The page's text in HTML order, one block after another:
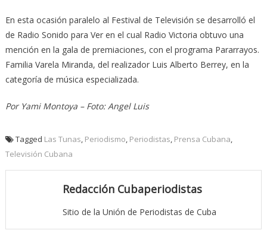
En esta ocasión paralelo al Festival de Televisión se desarrolló el
de Radio Sonido para Ver en el cual Radio Victoria obtuvo una
mención en la gala de premiaciones, con el programa Pararrayos.
Familia Varela Miranda, del realizador Luis Alberto Berrey, en la
categoría de música especializada.
Por Yami Montoya – Foto: Angel Luis
Tagged Las Tunas, Periodismo, Periodistas, Prensa Cubana,
Televisión Cubana
Redacción Cubaperiodistas
Sitio de la Unión de Periodistas de Cuba